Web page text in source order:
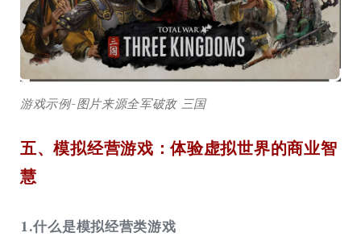
游戏示例-图片来源全军破敌 三国
五、模拟经营游戏：体验虚拟世界的商业智
慧
1.什么是模拟经营类游戏